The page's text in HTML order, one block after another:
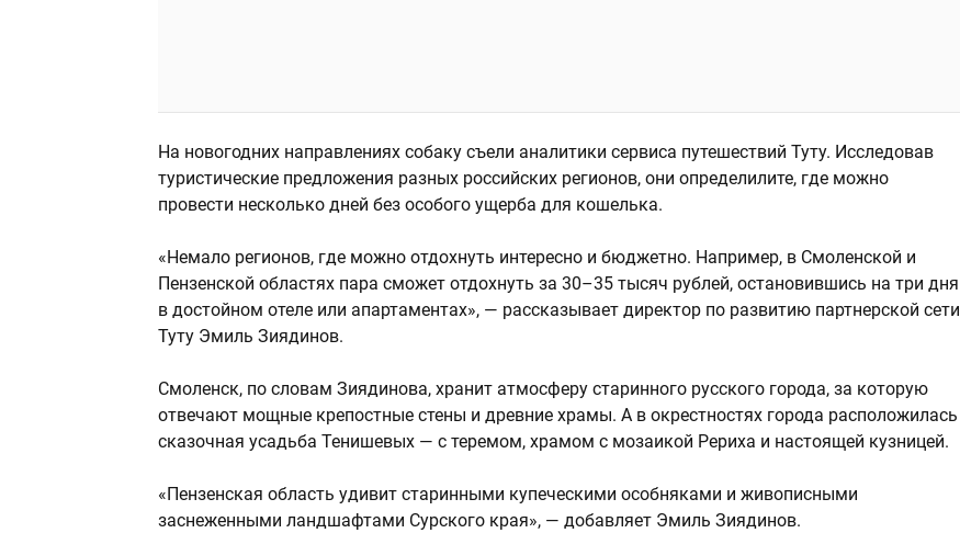
На новогодних направлениях собаку съели аналитики сервиса путешествий Туту. Исследовав
туристические предложения разных российских регионов, они определилите, где можно
провести несколько дней без особого ущерба для кошелька.
«Немало регионов, где можно отдохнуть интересно и бюджетно. Например, в Смоленской и
Пензенской областях пара сможет отдохнуть за 30–35 тысяч рублей, остановившись на три дня
в достойном отеле или апартаментах», — рассказывает директор по развитию партнерской сети
Туту Эмиль Зиядинов.
Смоленск, по словам Зиядинова, хранит атмосферу старинного русского города, за которую
отвечают мощные крепостные стены и древние храмы. А в окрестностях города расположилась
сказочная усадьба Тенишевых — с теремом, храмом с мозаикой Рериха и настоящей кузницей.
«Пензенская область удивит старинными купеческими особняками и живописными
заснеженными ландшафтами Сурского края», — добавляет Эмиль Зиядинов.